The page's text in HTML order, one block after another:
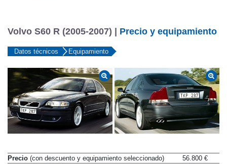
Volvo S60 R (2005-2007) | Precio y equipamiento
Datos técnicos Equipamiento
Precio (con descuento y equipamiento seleccionado)
56.800 €